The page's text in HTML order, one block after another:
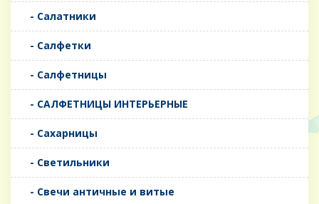
- Салатники
- Салфетки
- Салфетницы
- САЛФЕТНИЦЫ ИНТЕРЬЕРНЫЕ
- Сахарницы
- Светильники
- Свечи античные и витые